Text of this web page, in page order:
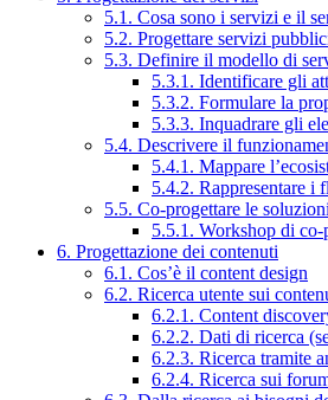
5.1. Cosa sono i servizi e il
5.2. Progettare servizi
5.3. Definire il modello di
5.3.1. Identificare gli
5.3.2. Formulare la
5.3.3. Inquadrare gli
5.4. Descrivere il
5.4.1. Mappare
5.4.2. Rappresentare i
5.5. Co-progettare le soluzioni
5.5.1. Workshop di co-
6. Progettazione dei contenuti
6.1. Cos’è il content design
6.2. Ricerca utente sui
6.2.1. Content
6.2.2. Dati di ricerca
6.2.3. Ricerca tramite
6.2.4. Ricerca sui